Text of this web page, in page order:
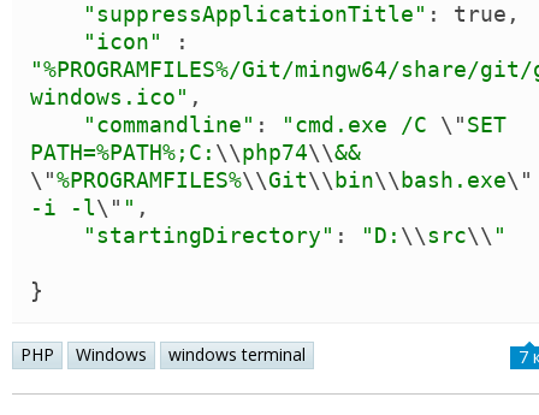
"suppressApplicationTitle" : true ,
"icon"
"%PROGRAMFILES%/Git/mingw64/share/
windows.ico" ,
"commandline" : "cmd.exe /C \"SET
PATH=%PATH%;C: \\php74\\
\"%PROGRAMFILES%\\Git\\ bin\\ bash.exe\"
-i -l\" " ,
"startingDirectory" : "D: \\src\\ "
}
PHP Windows windows terminal 7